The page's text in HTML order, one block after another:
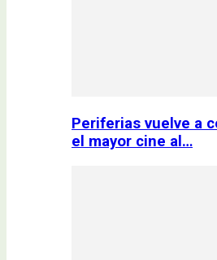
Periferias vuelve a
el mayor cine al…